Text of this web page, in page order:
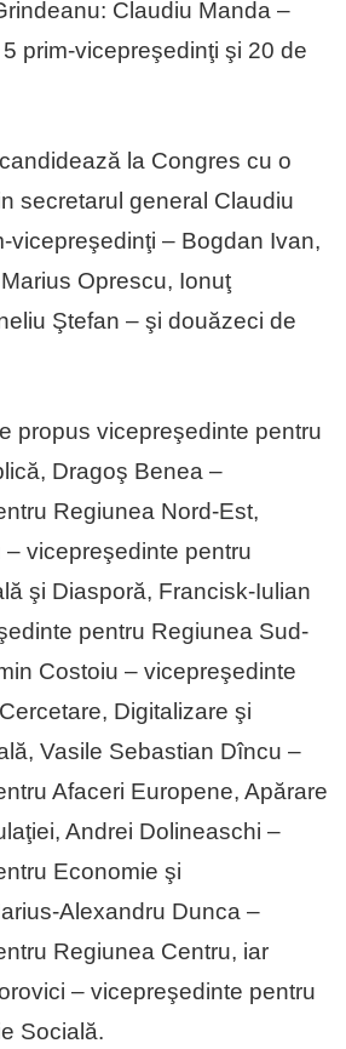
Claudiu Manda –
prim-vicepreşedinţi şi 20 de
la Congres cu o
secretarul general Claudiu
vicepreşedinţi – Bogdan Ivan,
Oprescu, Ionuţ
Ştefan – şi douăzeci de
propus vicepreşedinte pentru
Dragoş Benea –
Regiunea Nord-Est,
vicepreşedinte pentru
şi Diasporă, Francisk-Iulian
pentru Regiunea Sud-
Costoiu – vicepreşedinte
Digitalizare şi
Vasile Sebastian Dîncu –
Afaceri Europene, Apărare
Andrei Dolineaschi –
Economie şi
Alexandru Dunca –
Regiunea Centru, iar
– vicepreşedinte pentru
Socială.